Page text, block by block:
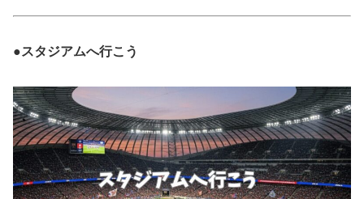
●スタジアムへ行こう